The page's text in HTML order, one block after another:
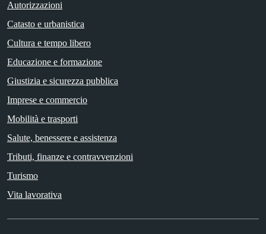
Autorizzazioni
Catasto e urbanistica
Cultura e tempo libero
Educazione e formazione
Giustizia e sicurezza pubblica
Imprese e commercio
Mobilità e trasporti
Salute, benessere e assistenza
Tributi, finanze e contravvenzioni
Turismo
Vita lavorativa